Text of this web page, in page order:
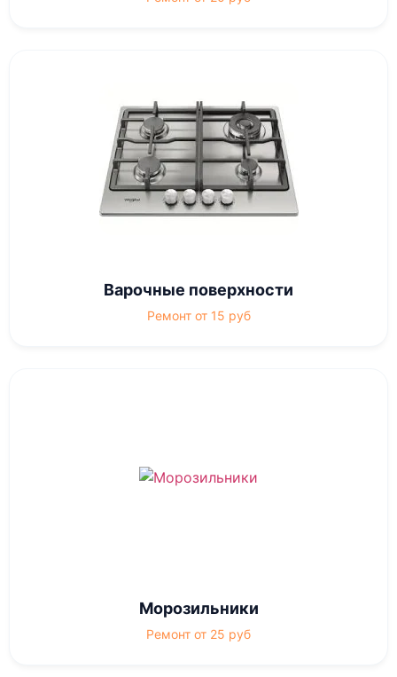
Варочные поверхности
Ремонт от 15 руб
Морозильники
Ремонт от 25 руб